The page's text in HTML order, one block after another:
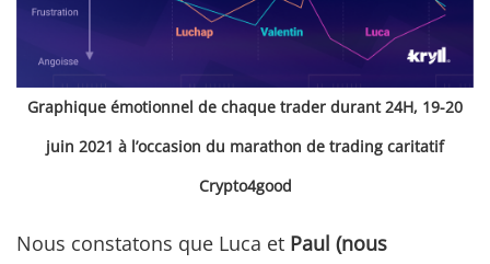
Graphique émotionnel de chaque trader durant 24H, 19-20
juin 2021 à l’occasion du marathon de trading caritatif
Crypto4good
Nous constatons que Luca et Paul (nous